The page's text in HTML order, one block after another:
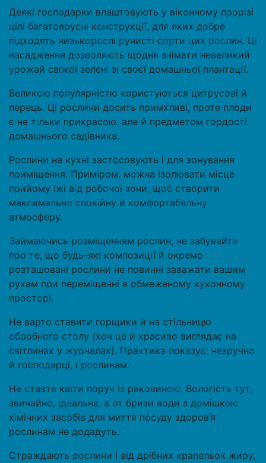
Деякі господарки влаштовують у віконному прорізі
цілі багатоярусні конструкції, для яких добре
підходять низькорослі рунисті сорти цих рослин. Ці
насадження дозволяють щодня знімати невеликий
урожай свіжої зелені зі своєї домашньої плантації.
Великою популярністю користуються цитрусові й
перець. Ці рослини досить примхливі, проте плоди
є не тільки прикрасою, але й предметом гордості
домашнього садівника.
Рослини на кухні застосовують і для зонування
приміщення. Приміром, можна ізолювати місце
прийому їжі від робочої зони, щоб створити
максимально спокійну й комфортабельну
атмосферу.
Займаючись розміщенням рослин, не забувайте
про те, що будь-які композиції й окремо
розташовані рослини не повинні заважати вашим
рухам при переміщенні в обмеженому кухонному
просторі.
Не варто ставити горщики й на стільницю
обробного столу (хоч це й красиво виглядає на
світлинах у журналах). Практика показує: незручно
й господарці, і рослинам.
Не ставте квіти поруч із раковиною. Вологість тут,
звичайно, ідеальна, а от бризи води з домішкою
хімічних засобів для миття посуду здоров’я
рослинам не додадуть.
Страждають рослини і від дрібних крапельок жиру,